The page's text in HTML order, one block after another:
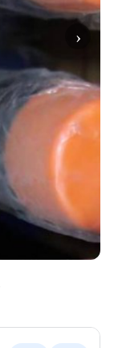
›